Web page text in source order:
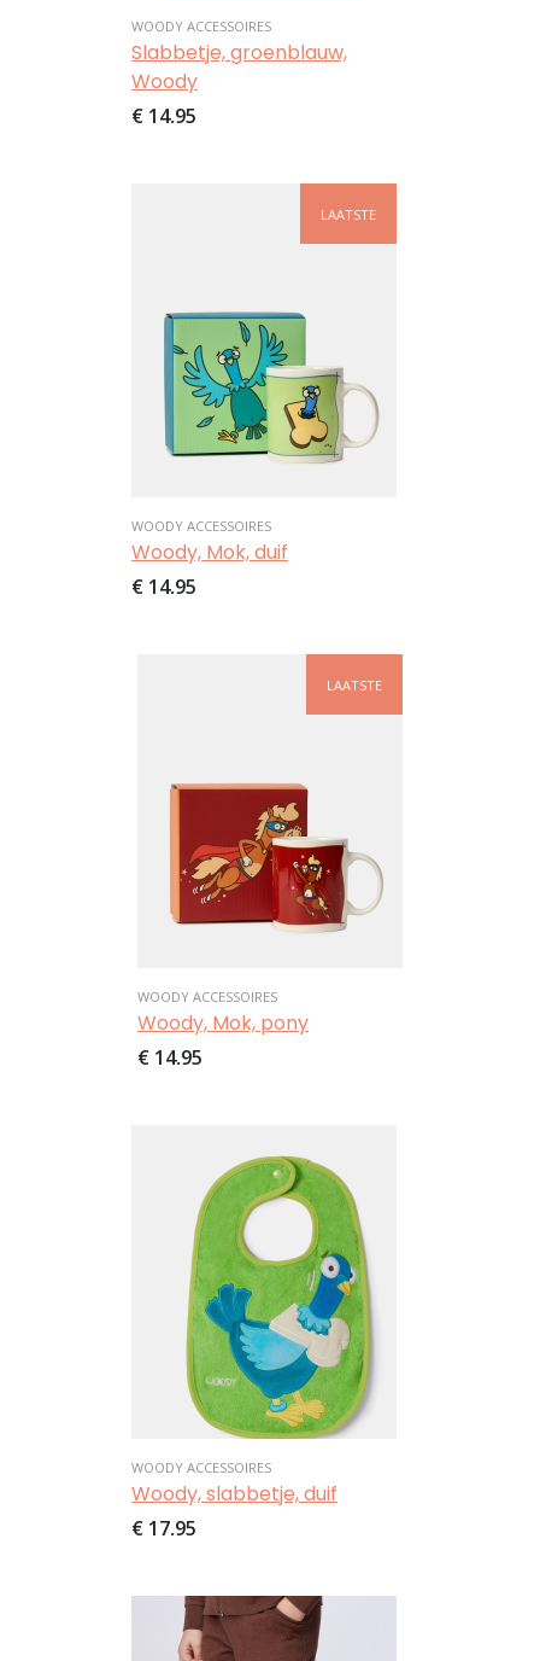
WOODY ACCESSOIRES
Slabbetje, groenblauw,
Woody
€ 14,95
LAATSTE
WOODY ACCESSOIRES
Woody, Mok, duif
€ 14,95
LAATSTE
WOODY ACCESSOIRES
Woody, Mok, pony
€ 14,95
WOODY ACCESSOIRES
Woody, slabbetje, duif
€ 17,95
Afbeelding